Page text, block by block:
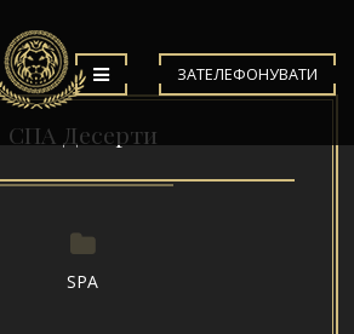
ЗАТЕЛЕФОНУВАТИ
СПА Десерти
SPA